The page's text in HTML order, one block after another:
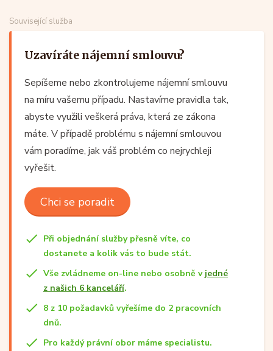
Související služba
Uzavíráte nájemní smlouvu?
Sepíšeme nebo zkontrolujeme nájemní smlouvu
na míru vašemu případu. Nastavíme pravidla tak,
abyste využili veškerá práva, která ze zákona
máte. V případě problému s nájemní smlouvou
vám poradíme, jak váš problém co nejrychleji
vyřešit.
Chci se poradit
Při objednání služby přesně víte, co
dostanete a kolik vás to bude stát.
Vše zvládneme on-line nebo osobně v jedné
z našich 6 kanceláří.
8 z 10 požadavků vyřešíme do 2 pracovních
dnů.
Pro každý právní obor máme specialistu.